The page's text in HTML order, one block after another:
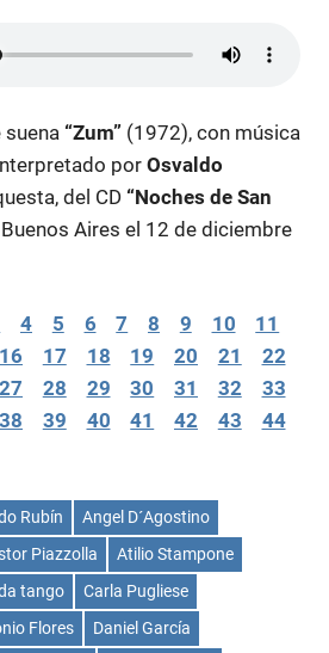
suena “Zum” (1972), con música
por Osvaldo
del CD “Noches de San
Aires el 12 de diciembre
4 5 6 7 8 9 10
11
16 17 18 19 20 21
22
27 28 29 30 31 32
33
38 39 40 41 42 43
44
Rubín
Angel D´Agostino
Piazzolla
Atilio Stampone
tango
Carla Pugliese
Flores
Daniel García